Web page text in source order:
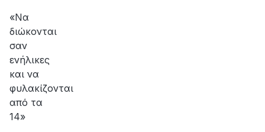
«Να
διώκονται
σαν
ενήλικες
και να
φυλακίζονται
από τα
14»